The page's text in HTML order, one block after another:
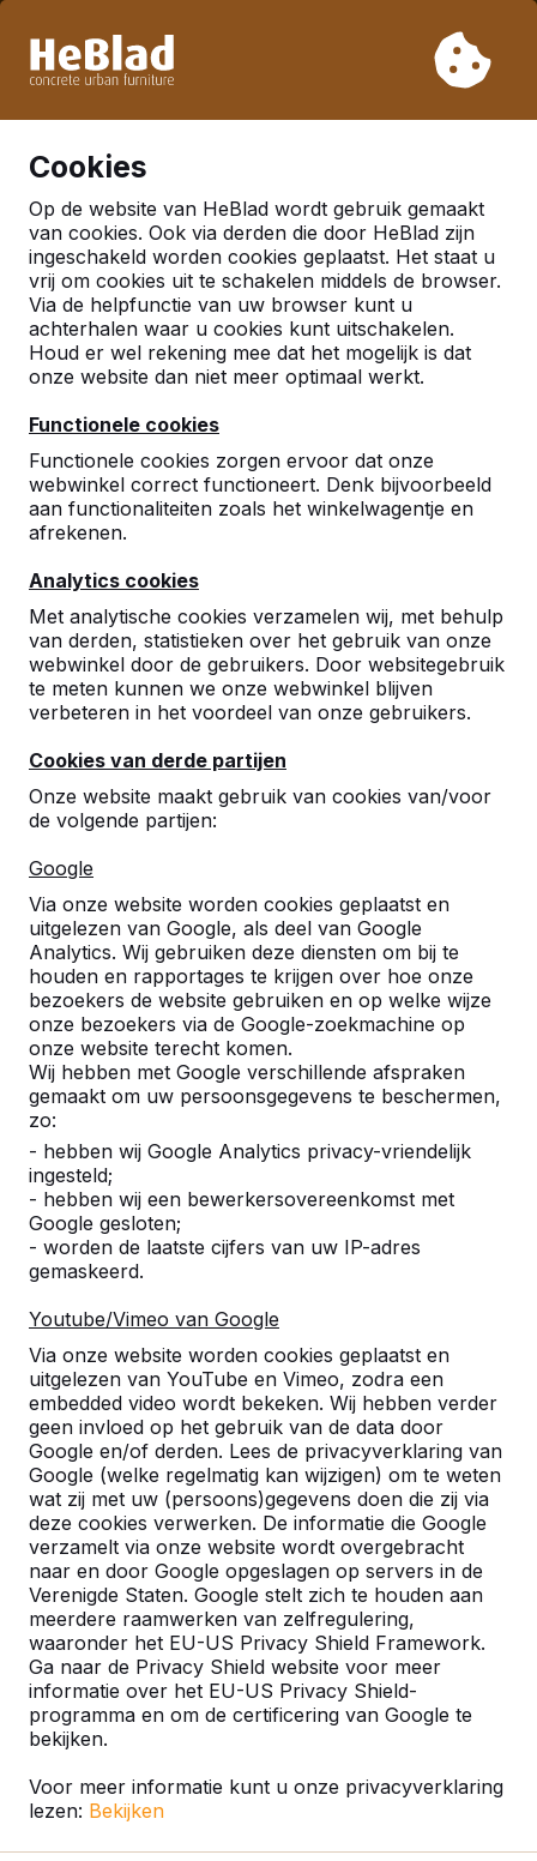
week 33. Houdt u daarom rekening met langere levertijden.
Cookies
Op de website van HeBlad wordt gebruik gemaakt
van cookies. Ook via derden die door HeBlad zijn
ingeschakeld worden cookies geplaatst. Het staat u
vrij om cookies uit te schakelen middels de browser.
Via de helpfunctie van uw browser kunt u
achterhalen waar u cookies kunt uitschakelen.
Houd er wel rekening mee dat het mogelijk is dat
onze website dan niet meer optimaal werkt.
Functionele cookies
Functionele cookies zorgen ervoor dat onze
webwinkel correct functioneert. Denk bijvoorbeeld
aan functionaliteiten zoals het winkelwagentje en
afrekenen.
Analytics cookies
Met analytische cookies verzamelen wij, met behulp
van derden, statistieken over het gebruik van onze
webwinkel door de gebruikers. Door websitegebruik
te meten kunnen we onze webwinkel blijven
verbeteren in het voordeel van onze gebruikers.
Cookies van derde partijen
Onze website maakt gebruik van cookies van/voor
de volgende partijen:
Google
Via onze website worden cookies geplaatst en
uitgelezen van Google, als deel van Google
Analytics. Wij gebruiken deze diensten om bij te
houden en rapportages te krijgen over hoe onze
bezoekers de website gebruiken en op welke wijze
onze bezoekers via de Google-zoekmachine op
onze website terecht komen.
Wij hebben met Google verschillende afspraken
gemaakt om uw persoonsgegevens te beschermen,
zo:
- hebben wij Google Analytics privacy-vriendelijk
ingesteld;
- hebben wij een bewerkersovereenkomst met
Google gesloten;
- worden de laatste cijfers van uw IP-adres
gemaskeerd.
Youtube/Vimeo van Google
Via onze website worden cookies geplaatst en
uitgelezen van YouTube en Vimeo, zodra een
embedded video wordt bekeken. Wij hebben verder
geen invloed op het gebruik van de data door
Google en/of derden. Lees de privacyverklaring van
Google (welke regelmatig kan wijzigen) om te weten
wat zij met uw (persoons)gegevens doen die zij via
deze cookies verwerken. De informatie die Google
verzamelt via onze website wordt overgebracht
naar en door Google opgeslagen op servers in de
Verenigde Staten. Google stelt zich te houden aan
meerdere raamwerken van zelfregulering,
waaronder het EU-US Privacy Shield Framework.
Ga naar de Privacy Shield website voor meer
informatie over het EU-US Privacy Shield-
programma en om de certificering van Google te
bekijken.
Voor meer informatie kunt u onze privacyverklaring
lezen: Bekijken
Al meer dan 30.000 producten verkocht
Nieuws
Eerste verhalentafel is
geplaatst!
Wat is een verhalentafel? En wat heeft HeBlad
daarmee te maken? Nou, dat zit zo...
printtechniek die ook op beton kon worden
toegepast. Creatief als HeBlad is, ontstond al snel het
idee om betonnen tafels te voorzien van een print,
bijvoorbeeld informatie voor de toeristische branche.
De techniek die HeBlad gebruikt om beton te
voorzien van een print noemen we ‘Tattoo’. De
ontwikkelaar van deze techniek,The Printgallery,
noemt het: ‘Een flinterdunne transferfilm waarmee je
digitale fresco’s kan maken.‘ Het nieuwe procedé om
informatie en foto’s op beton aan te brengen werkt
afbeelding kan worden aangebracht op beton.
Daarna wordt deze voorzien van een beschermlaag.
Toeristische infotafels
Een mooi voorbeeld waarbij kwalitatief hoogwaardige
betonnen tafels voor buiten worden voorzien van
een print is detoeristische infotafelvan HeBlad: op
het blad van de picknicktafel printen we de
toeristische informatie. Dit is minder opvallend in het
landschap dan een staand bord. En het biedt rust aan
de bezoeker die erbij kan gaan zitten om de
informatie te lezen. Zo is deverhalentafel
Primeur: Het verhaal van Zwarte Kaat
De eerste verhalentafel is geleverd in de gemeente
Bladel (Nederland) en bevat het verhaal van de
Zwarte Kaat. Een oude legende van een heks, of
toch een dame met zwart haar die magische
krachten werd toegedicht. Er is een fietsroute aan
gekoppeld: De Zwarte Kaat route. De initiatiefnemer
van deZwarte Kaat fietsroute
met TIP de Fietstocht verder uitgewerkt en
opgenomen als belevingsroute.
Verhalentafel bij de Achterste Hoef
De verhalentafel is door HeBlad bij het begin- en
eindpunt van de ‘Zwarte Kaat Route’ geplaatst begin
april 2022. U vindt deze bij de parkeerplaats
vanrecreatiepark de Achterste Hoef in Bladel
(Nederland). Ga zeker eens een kijkje nemen ter
plaatse! Hebt u interesse of wilt u meer weten over
deze bijzondere verhalentafels? Neem contact met
ons op!